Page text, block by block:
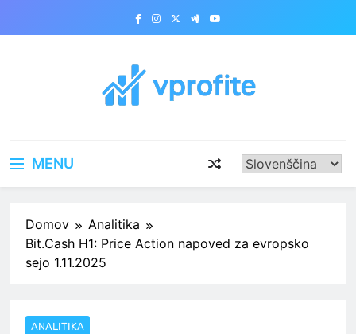
MENU
Domov
Analitika
Bit.Cash H1: Price Action napoved za evropsko
sejo 1.11.2025
ANALITIKA